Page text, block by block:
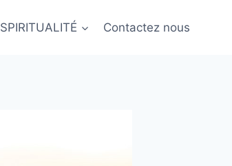
SPIRITUALITÉ Contactez nous